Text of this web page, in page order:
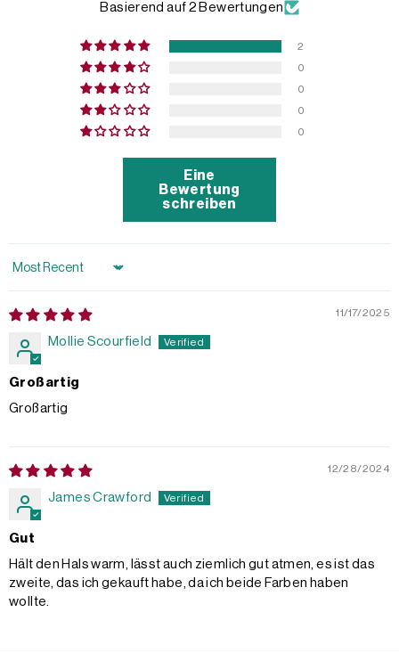
Basierend auf 2 Bewertungen
2
0
0
0
0
Eine
Bewertung
schreiben
Sort by
11/17/2025
Mollie Scourfield
Großartig
Großartig
12/28/2024
James Crawford
Gut
Hält den Hals warm, lässt auch ziemlich gut atmen, es ist das
zweite, das ich gekauft habe, da ich beide Farben haben
wollte.